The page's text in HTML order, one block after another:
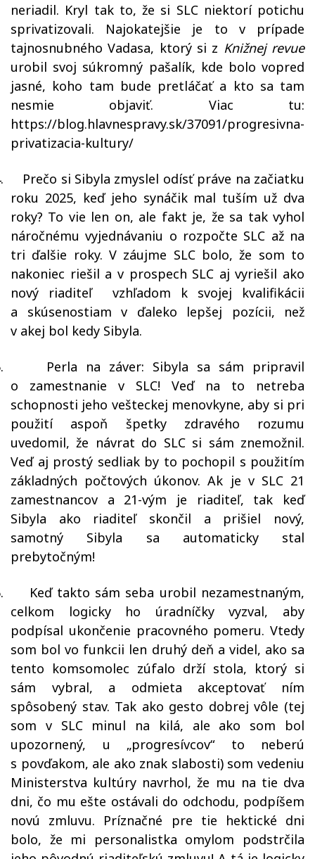
neriadil. Kryl tak to, že si SLC niektorí potichu
sprivatizovali. Najokatejšie je to v prípade
tajnosnubného Vadasa, ktorý si z Knižnej revue
urobil svoj súkromný pašalík, kde bolo vopred
jasné, koho tam bude pretláčať a kto sa tam
nesmie objaviť. Viac tu:
https://blog.hlavnespravy.sk/37091/progresivna-
privatizacia-kultury/
Prečo si Sibyla zmyslel odísť práve na začiatku
roku 2025, keď jeho synáčik mal tuším už dva
roky? To vie len on, ale fakt je, že sa tak vyhol
náročnému vyjednávaniu o rozpočte SLC až na
tri ďalšie roky. V záujme SLC bolo, že som to
nakoniec riešil a v prospech SLC aj vyriešil ako
nový riaditeľ vzhľadom k svojej kvalifikácii
a skúsenostiam v ďaleko lepšej pozícii, než
v akej bol kedy Sibyla.
Perla na záver: Sibyla sa sám pripravil
o zamestnanie v SLC! Veď na to netreba
schopnosti jeho vešteckej menovkyne, aby si pri
použití aspoň špetky zdravého rozumu
uvedomil, že návrat do SLC si sám znemožnil.
Veď aj prostý sedliak by to pochopil s použitím
základných počtových úkonov. Ak je v SLC 21
zamestnancov a 21-vým je riaditeľ, tak keď
Sibyla ako riaditeľ skončil a prišiel nový,
samotný Sibyla sa automaticky stal
prebytočným!
Keď takto sám seba urobil nezamestnaným,
celkom logicky ho úradníčky vyzval, aby
podpísal ukončenie pracovného pomeru. Vtedy
som bol vo funkcii len druhý deň a videl, ako sa
tento komsomolec zúfalo drží stola, ktorý si
sám vybral, a odmieta akceptovať ním
spôsobený stav. Tak ako gesto dobrej vôle (tej
som v SLC minul na kilá, ale ako som bol
upozornený, u „progresívcov“ to neberú
s povďakom, ale ako znak slabosti) som vedeniu
Ministerstva kultúry navrhol, že mu na tie dva
dni, čo mu ešte ostávali do odchodu, podpíšem
novú zmluvu. Príznačné pre tie hektické dni
bolo, že mi personalistka omylom podstrčila